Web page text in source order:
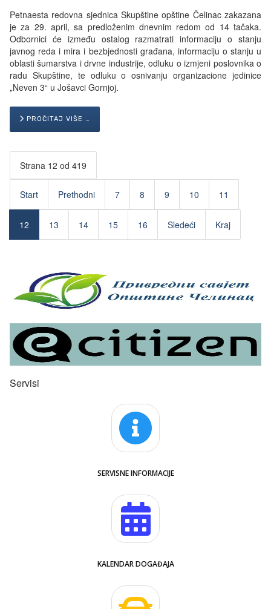
Petnaesta redovna sjednica Skupštine opštine Čelinac zakazana
je za 29. april, sa predloženim dnevnim redom od 14 tačaka.
Odbornici će između ostalog razmatrati informaciju o stanju
javnog reda i mira i bezbjednosti građana, informaciju o stanju u
oblasti šumarstva i drvne industrije, odluku o izmjeni poslovnika o
radu Skupštine, te odluku o osnivanju organizacione jedinice
„Neven 3“ u Jošavci Gornjoj.
PROČITAJ VIŠE …
Strana 12 od 419
Start Prethodni 7 8 9 10 11
12 13 14 15 16 Sledeći Kraj
Servisi
SERVISNE INFORMACIJE
KALENDAR DOGAĐAJA